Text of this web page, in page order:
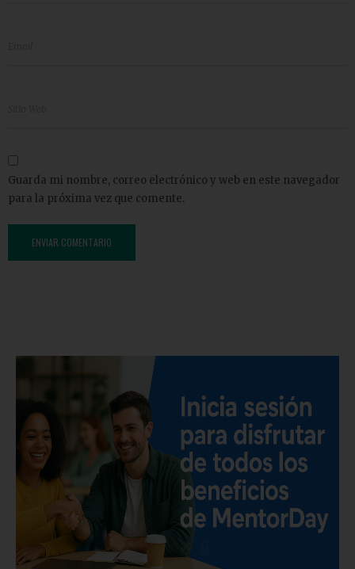
Guarda mi nombre, correo electrónico y web en este navegador
para la próxima vez que comente.